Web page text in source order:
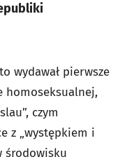
wydawał pierwsze
homoseksualnej,
czym
z „występkiem i
środowisku